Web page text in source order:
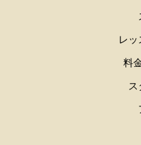
レ
料
ス